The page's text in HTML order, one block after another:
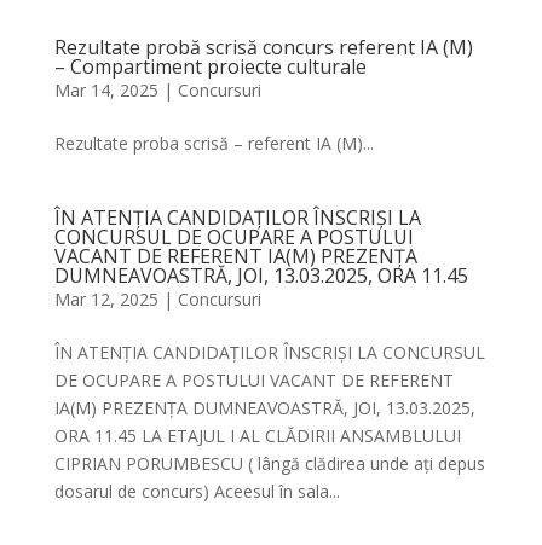
Rezultate probă scrisă concurs referent IA (M)
– Compartiment proiecte culturale
Mar 14, 2025 | Concursuri
Rezultate proba scrisă – referent IA (M)...
ÎN ATENȚIA CANDIDAȚILOR ÎNSCRIȘI LA
CONCURSUL DE OCUPARE A POSTULUI
VACANT DE REFERENT IA(M) PREZENȚA
DUMNEAVOASTRĂ, JOI, 13.03.2025, ORA 11.45
Mar 12, 2025 | Concursuri
ÎN ATENȚIA CANDIDAȚILOR ÎNSCRIȘI LA CONCURSUL
DE OCUPARE A POSTULUI VACANT DE REFERENT
IA(M) PREZENȚA DUMNEAVOASTRĂ, JOI, 13.03.2025,
ORA 11.45 LA ETAJUL I AL CLĂDIRII ANSAMBLULUI
CIPRIAN PORUMBESCU ( lângă clădirea unde ați depus
dosarul de concurs) Aceesul în sala...